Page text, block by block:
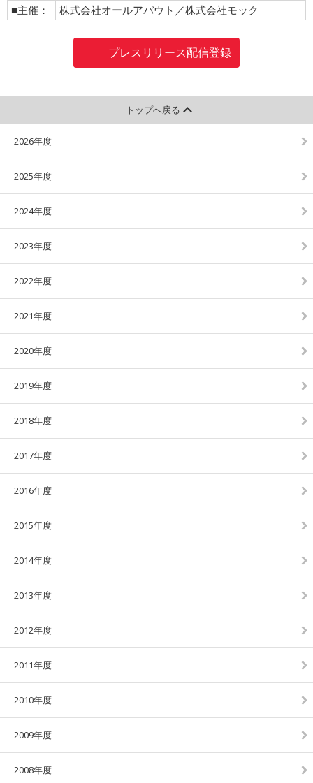
■主催：
株式会社オールアバウト／株式会社モック
プレスリリース配信登録
トップへ戻る
2026年度
2025年度
2024年度
2023年度
2022年度
2021年度
2020年度
2019年度
2018年度
2017年度
2016年度
2015年度
2014年度
2013年度
2012年度
2011年度
2010年度
2009年度
2008年度